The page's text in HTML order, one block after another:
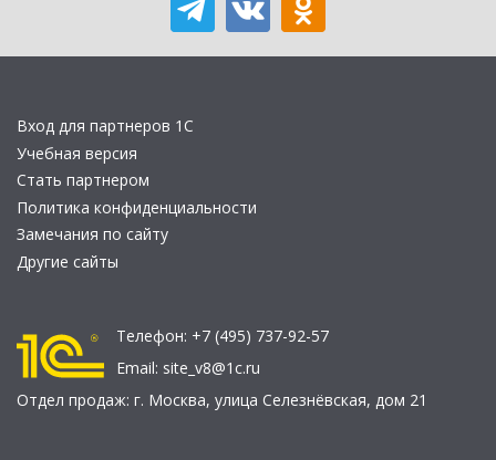
Вход для партнеров 1С
Учебная версия
Стать партнером
Политика конфиденциальности
Замечания по сайту
Другие сайты
Телефон: +7 (495) 737-92-57
Email: site_v8@1c.ru
Отдел продаж: г. Москва, улица Селезнёвская, дом 21